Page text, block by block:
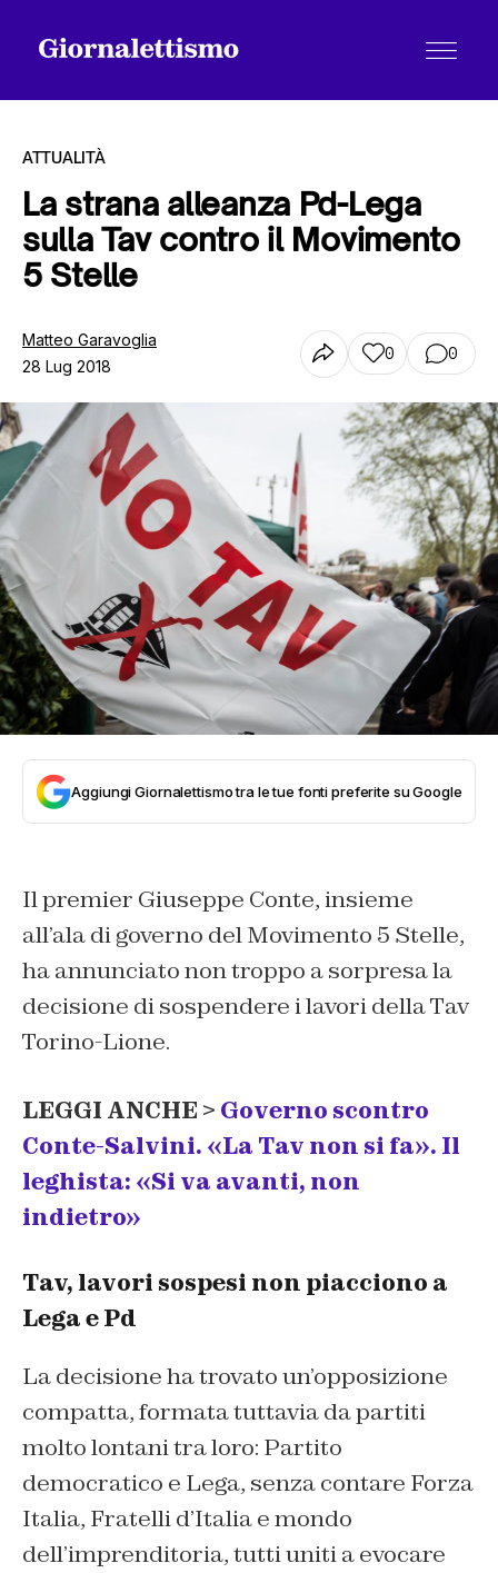
Tutti gli articoli
Chi siamo
Contatti
ATTUALITÀ
La strana alleanza Pd-Lega
sulla Tav contro il Movimento
5 Stelle
Matteo Garavoglia
28 Lug 2018
0 0
Aggiungi Giornalettismo tra le tue fonti preferite su Google
Il premier Giuseppe Conte, insieme
all’ala di governo del Movimento 5 Stelle,
ha annunciato non troppo a sorpresa la
decisione di sospendere i lavori della Tav
Torino-Lione.
LEGGI ANCHE > Governo scontro
Conte-Salvini. «La Tav non si fa». Il
leghista: «Si va avanti, non
indietro»
Tav, lavori sospesi non piacciono a
Lega e Pd
La decisione ha trovato un’opposizione
compatta, formata tuttavia da partiti
molto lontani tra loro: Partito
democratico e Lega, senza contare Forza
Italia, Fratelli d’Italia e mondo
dell’imprenditoria, tutti uniti a evocare